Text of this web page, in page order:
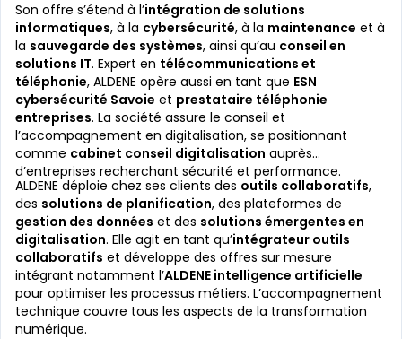
Son offre s’étend à l’intégration de solutions
informatiques, à la cybersécurité, à la maintenance et à
la sauvegarde des systèmes, ainsi qu’au conseil en
solutions IT. Expert en télécommunications et
téléphonie, ALDENE opère aussi en tant que ESN
cybersécurité Savoie et prestataire téléphonie
entreprises. La société assure le conseil et
l’accompagnement en digitalisation, se positionnant
comme cabinet conseil digitalisation auprès
d’entreprises recherchant sécurité et performance.
ALDENE déploie chez ses clients des outils collaboratifs,
des solutions de planification, des plateformes de
gestion des données et des solutions émergentes en
digitalisation. Elle agit en tant qu’intégrateur outils
collaboratifs et développe des offres sur mesure
intégrant notamment l’ALDENE intelligence artificielle
pour optimiser les processus métiers. L’accompagnement
technique couvre tous les aspects de la transformation
numérique.